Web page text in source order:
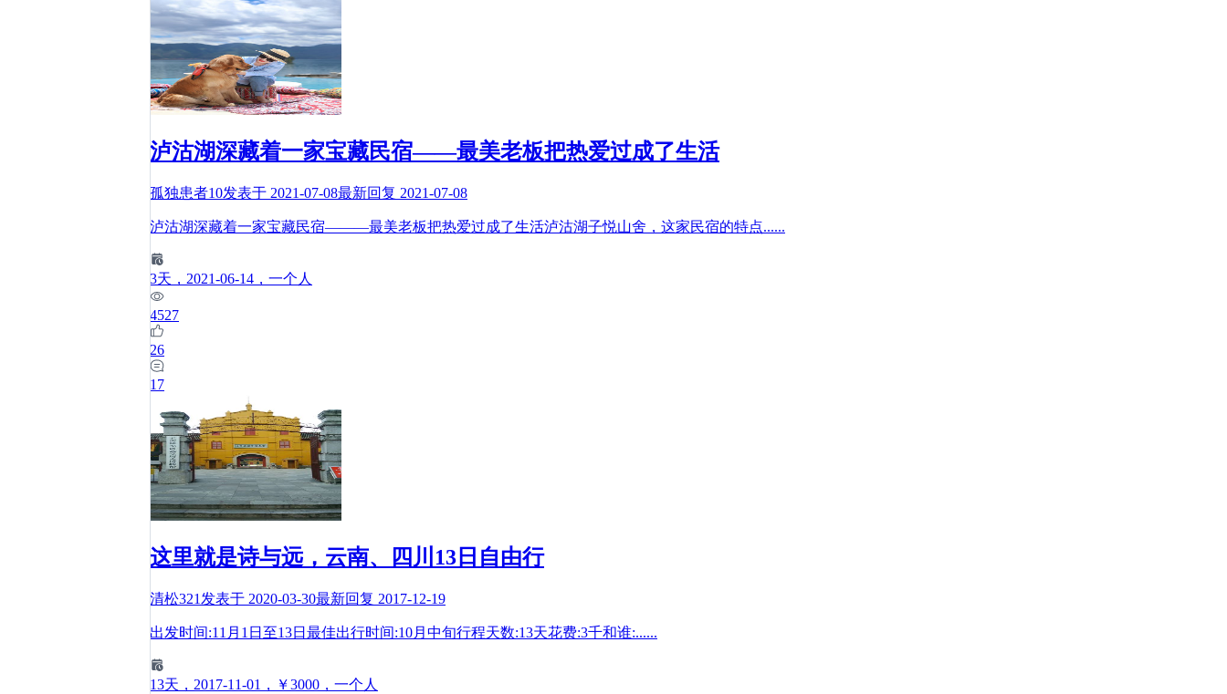
泸沽湖深藏着一家宝藏民宿——最美老板把热爱过成了生活
孤独患者10发表于 2021-07-08最新回复 2021-07-08
泸沽湖深藏着一家宝藏民宿———最美老板把热爱过成了生活泸沽湖子悦山舍，这家民宿的特点......
3天 ，2021-06-14 ，一个人
4527
26
17
这里就是诗与远，云南、四川13日自由行
清松321 发表于 2020-03-30最新回复 2017-12-19
出发时间:11月1日至13日最佳出行时间:10月中旬行程天数:13天花费:3千和谁:......
13天 ，2017-11-01 ，￥3000 ，一个人